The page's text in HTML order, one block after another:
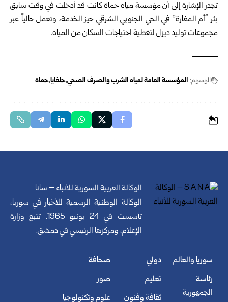
تجدر الإشارة إلى أن مؤسسة مياه حماة كانت قد أدخلت في وقت سابق
بئر “أم المغارة” في الحي الجنوبي الشرقي حيز الخدمة، وتعمل حالياً عبر
مجموعات توليد ديزل لتغطية احتياجات السكان من المياه.
الوسوم: المؤسسة العامة لمياه الشرب والصرف الصحي حلفايا حماة
الوكالة العربية السورية للأنباء – سانا
الوكالة الوطنية الرسمية للأخبار في سوريا،
تأسست في 24 يونيو 1965. تتبع وزارة
الإعلام، ومركزها الرئيسي في دمشق.
سوريا والعالم
رئاسة
الجمهورية
دولي
تعليم
ثقافة وفنون
صحافة
صور
علوم وتكنولوجيا